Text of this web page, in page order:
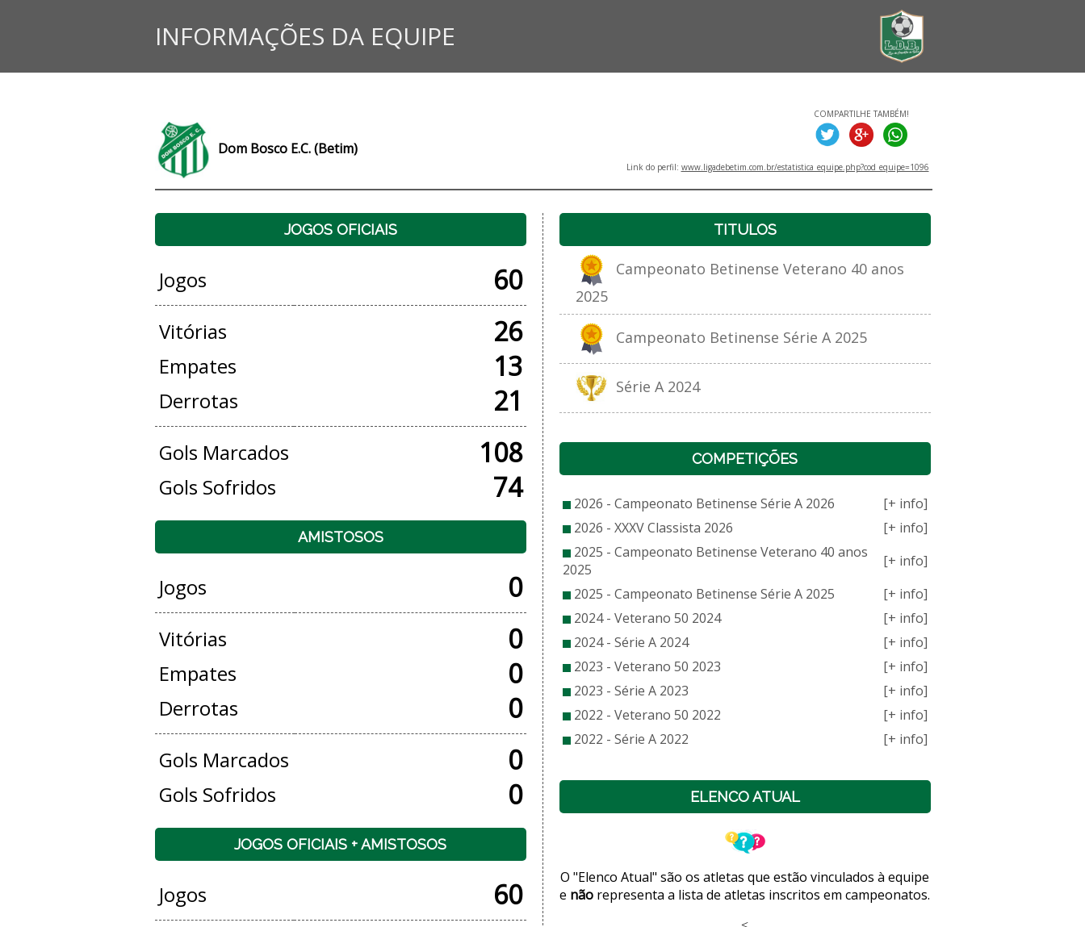
INFORMAÇÕES DA EQUIPE
Dom Bosco E.C. (Betim)
COMPARTILHE TAMBÉM!
Link do perfil: www.ligadebetim.com.br/estatistica_equipe.php?cod_equipe=1096
JOGOS OFICIAIS
Jogos 60
Vitórias 26
Empates 13
Derrotas 21
Gols Marcados 108
Gols Sofridos 74
AMISTOSOS
Jogos 0
Vitórias 0
Empates 0
Derrotas 0
Gols Marcados 0
Gols Sofridos 0
JOGOS OFICIAIS + AMISTOSOS
Jogos 60
TITULOS
Campeonato Betinense Veterano 40 anos
2025
Campeonato Betinense Série A 2025
Série A 2024
COMPETIÇÕES
2026 - Campeonato Betinense Série A 2026
[+ info]
2026 - XXXV Classista 2026
[+ info]
2025 - Campeonato Betinense Veterano 40 anos
2025
[+ info]
2025 - Campeonato Betinense Série A 2025
[+ info]
2024 - Veterano 50 2024
[+ info]
2024 - Série A 2024
[+ info]
2023 - Veterano 50 2023
[+ info]
2023 - Série A 2023
[+ info]
2022 - Veterano 50 2022
[+ info]
2022 - Série A 2022
[+ info]
ELENCO ATUAL
O "Elenco Atual" são os atletas que estão vinculados à equipe
e não representa a lista de atletas inscritos em campeonatos.